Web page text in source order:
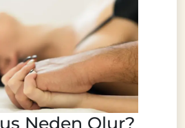
Neden Olur?